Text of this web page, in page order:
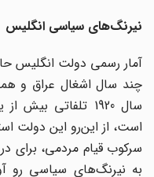
نیرنگ‌های سیاسی انگلیس
آمار رسمی دولت انگلیس
چند سال اشغال عراق و
سال 1920 تلفاتی
است، از این‌رو این دولت
سرکوب قیام مردمی، برای در
به نیرنگ‌های سیاسی رو